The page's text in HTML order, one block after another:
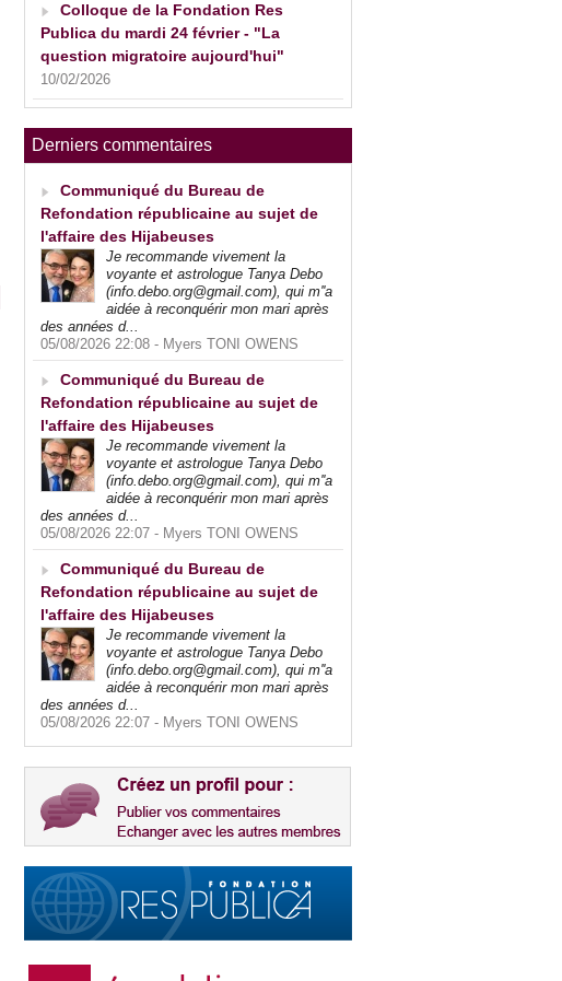
Colloque de la Fondation Res
Publica du mardi 24 février - "La
question migratoire aujourd'hui"
10/02/2026
Derniers commentaires
Communiqué du Bureau de
Refondation républicaine au sujet de
l'affaire des Hijabeuses
Je recommande vivement la
voyante et astrologue Tanya Debo
(info.debo.org@gmail.com), qui m''a
aidée à reconquérir mon mari après
des années d...
05/08/2026 22:08 - Myers TONI OWENS
Communiqué du Bureau de
Refondation républicaine au sujet de
l'affaire des Hijabeuses
Je recommande vivement la
voyante et astrologue Tanya Debo
(info.debo.org@gmail.com), qui m''a
aidée à reconquérir mon mari après
des années d...
05/08/2026 22:07 - Myers TONI OWENS
Communiqué du Bureau de
Refondation républicaine au sujet de
l'affaire des Hijabeuses
Je recommande vivement la
voyante et astrologue Tanya Debo
(info.debo.org@gmail.com), qui m''a
aidée à reconquérir mon mari après
des années d...
05/08/2026 22:07 - Myers TONI OWENS